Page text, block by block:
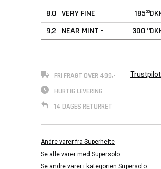
8,0 VERY FINE 18500
9,2
NEAR MINT - 30000
FRI FRAGT OVER 499,-
HURTIG LEVERING
14 DAGES RETURRET
Trustpilot
Andre varer fra Superhelte
Se alle varer med Supersolo
Se andre varer i kategorien Supersolo